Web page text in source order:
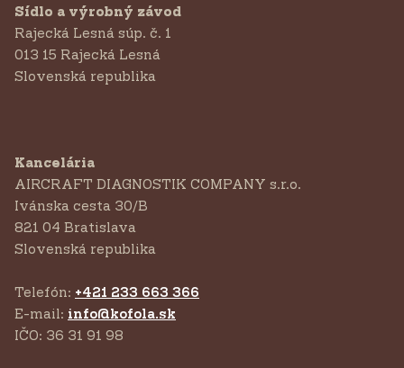
Sídlo a výrobný závod
Rajecká Lesná súp. č. 1
013 15 Rajecká Lesná
Slovenská republika
Kancelária
AIRCRAFT DIAGNOSTIK COMPANY s.r.o.
‍Ivánska cesta 30/B
821 04 Bratislava
Slovenská republika
Telefón: +421 233 663 366
E-mail: info@kofola.sk
IČO: 36 31 91 98